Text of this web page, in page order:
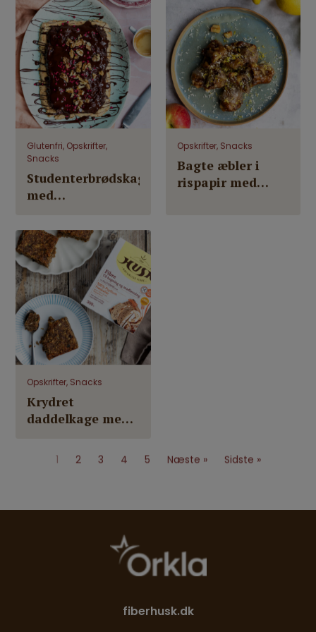
Studenterbrødskage
med
sorte bønner og
FiberHUSK®
Glutenfri, Opskrifter,
Snacks
Bagte æbler i
rispapir med
Opskrifter, Snacks
Krydret
daddelkage med
raffineret sukker)
Opskrifter, Snacks
1 2 3 4 5 Næste » Sidste »
fiberhusk.dk